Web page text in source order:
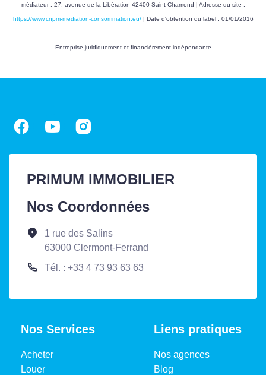
médiateur : 27, avenue de la Libération 42400 Saint-Chamond | Adresse du site :
https://www.cnpm-mediation-consommation.eu/| Date d'obtention du label : 01/01/2016
Entreprise juridiquement et financièrement indépendante
PRIMUM IMMOBILIER
Nos Coordonnées
1 rue des Salins
63000 Clermont-Ferrand
Tél. : +33 4 73 93 63 63
Nos Services
Acheter
Louer
Liens pratiques
Nos agences
Blog